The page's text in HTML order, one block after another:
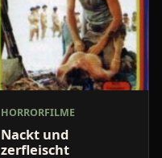
HORRORFILME
Nackt und
zerfleischt